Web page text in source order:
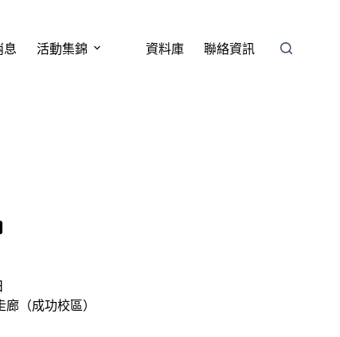
息 活動集錦 資料庫 聯絡資訊
（成功校區）